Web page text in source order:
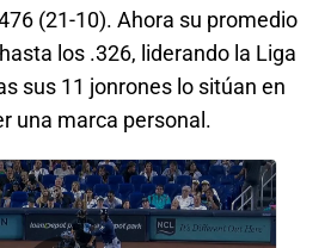
(21-10). Ahora su promedio
los .326, liderando la Liga
sus 11 jonrones lo sitúan en
una marca personal.